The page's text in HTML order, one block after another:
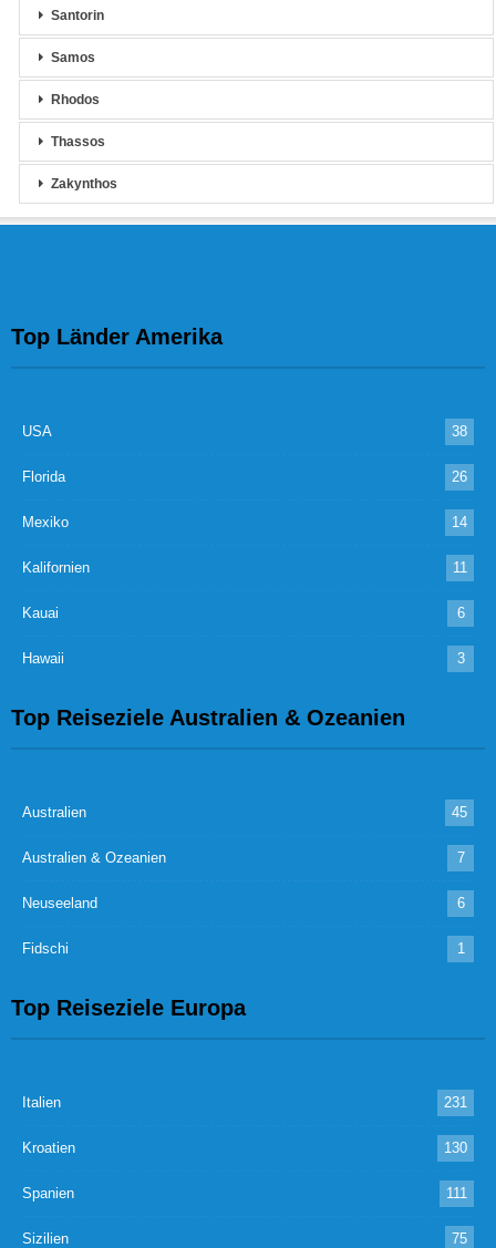
Santorin
Samos
Rhodos
Thassos
Zakynthos
Top Länder Amerika
USA 38
Florida 26
Mexiko 14
Kalifornien 11
Kauai 6
Hawaii 3
Top Reiseziele Australien & Ozeanien
Australien 45
Australien & Ozeanien 7
Neuseeland 6
Fidschi 1
Top Reiseziele Europa
Italien 231
Kroatien 130
Spanien 111
Sizilien 75